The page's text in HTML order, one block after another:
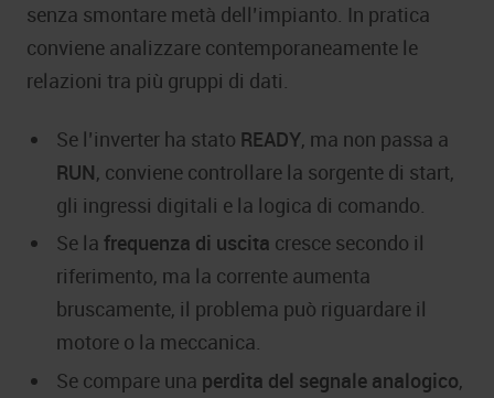
senza smontare metà dell’impianto. In pratica
conviene analizzare contemporaneamente le
relazioni tra più gruppi di dati.
Se l’inverter ha stato READY, ma non passa a
RUN, conviene controllare la sorgente di start,
gli ingressi digitali e la logica di comando.
Se la frequenza di uscita cresce secondo il
riferimento, ma la corrente aumenta
bruscamente, il problema può riguardare il
motore o la meccanica.
Se compare una perdita del segnale analogico,